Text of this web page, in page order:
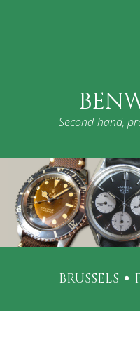
Second-hand,
BRUSSELS